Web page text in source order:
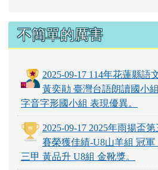
不簡單的厲害
2025-09-17 114年花蓮縣語
黃奕勛 臺灣台語朗讀國小
字音字形國小組 表現優異。
2025-09-17 2025年雨揚盃
賽榮獲佳績-U8山羊組 冠軍
三甲 黃品升 U8組 金靴獎。